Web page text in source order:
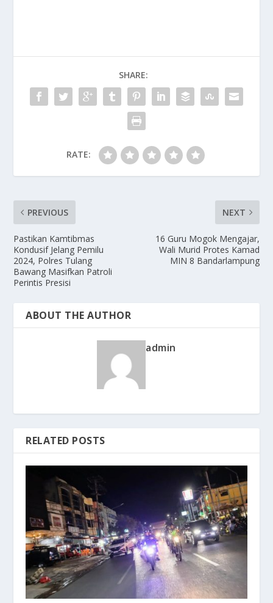
o
o
k
o
n SHARE:
RATE:
PREVIOUS
Pastikan Kamtibmas
Kondusif Jelang Pemilu
2024, Polres Tulang
Bawang Masifkan Patroli
Perintis Presisi
NEXT
16 Guru Mogok Mengajar,
Wali Murid Protes Kamad
MIN 8 Bandarlampung
ABOUT THE AUTHOR
admin
RELATED POSTS